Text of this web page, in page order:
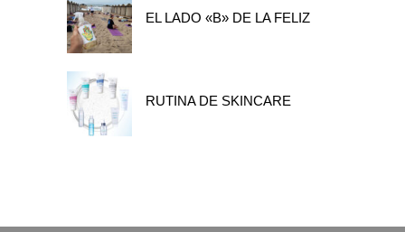
EL LADO «B» DE LA FELIZ
RUTINA DE SKINCARE